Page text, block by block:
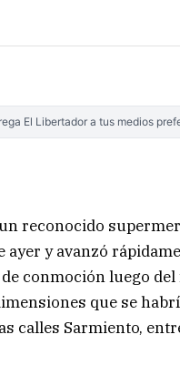
El Libertador a tus medios
reconocido
ayer y avanzó
conmoción luego
que se
calles Sarmiento,